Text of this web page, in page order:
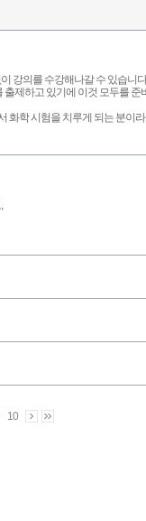
강의를 수강해나갈 수 있습니
제하고 있기에 이것 모두를 준
학 시험을 치루게 되는 분이
10